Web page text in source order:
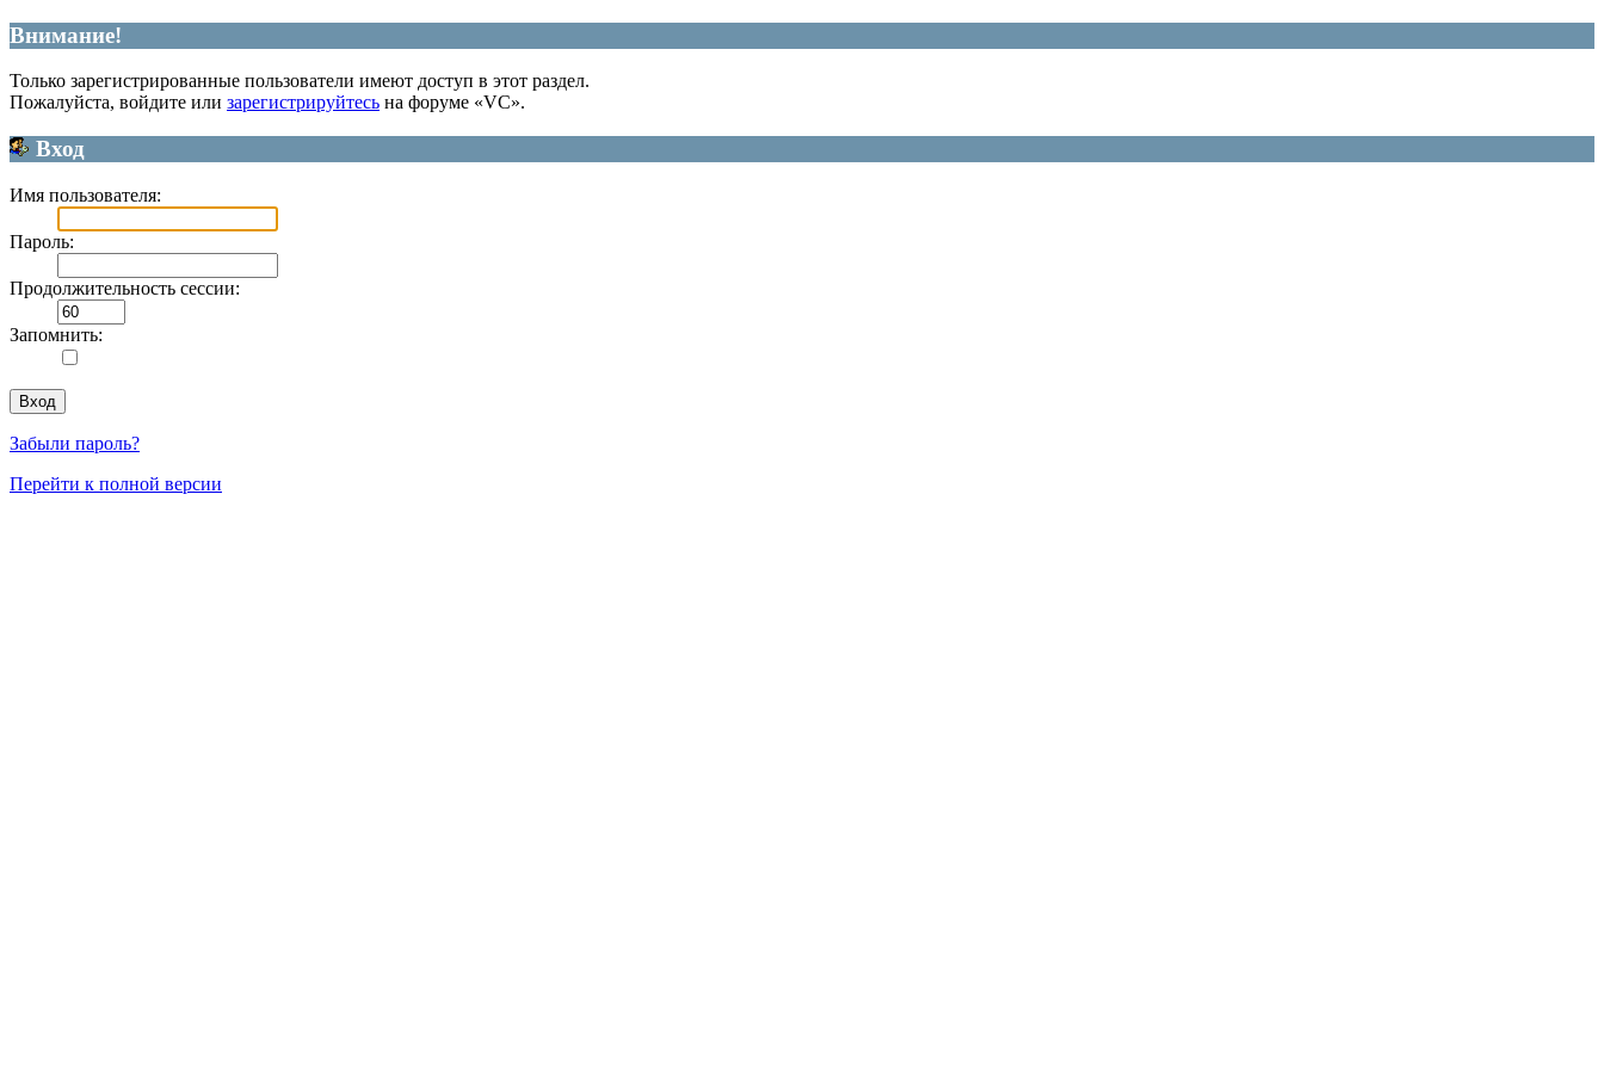
Внимание!
Только зарегистрированные пользователи имеют доступ в этот раздел.
Пожалуйста, войдите или зарегистрируйтесь на форуме «VC».
Вход
Имя пользователя:
Пароль:
Продолжительность сессии:
Запомнить:
Забыли пароль?
Перейти к полной версии